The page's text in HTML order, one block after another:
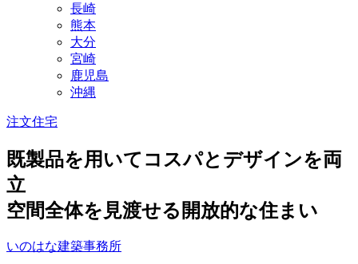
長崎
熊本
大分
宮崎
鹿児島
沖縄
注文住宅
既製品を用いてコスパとデザインを両
立
空間全体を見渡せる開放的な住まい
いのはな建築事務所